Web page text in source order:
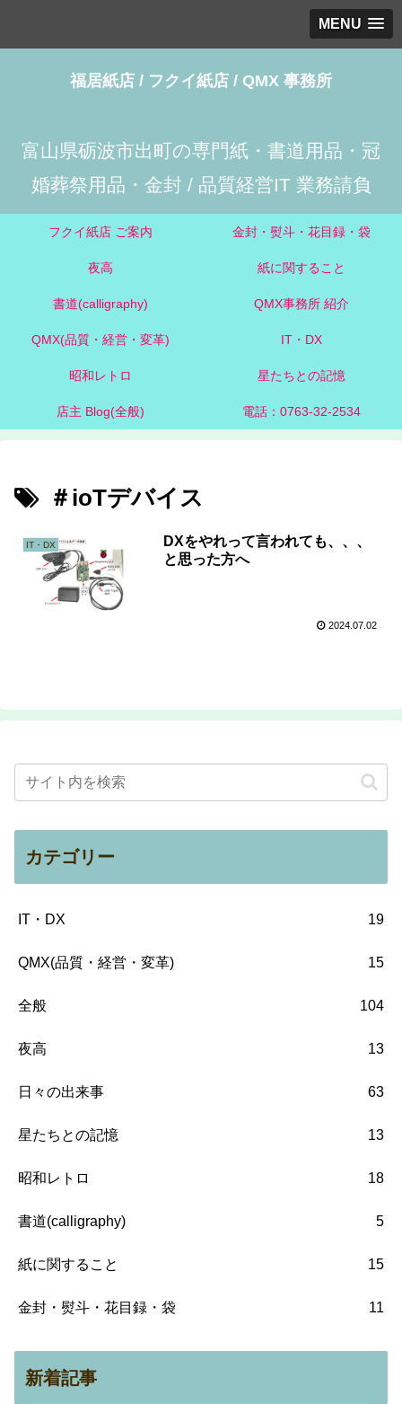
MENU
福居紙店 / フクイ紙店 / QMX 事務所
富山県砺波市出町の専門紙・書道用品・冠
婚葬祭用品・金封 / 品質経営IT 業務請負
フクイ紙店 ご案内 金封・熨斗・花目録・袋
夜高 紙に関すること
書道(calligraphy) QMX事務所 紹介
QMX(品質・経営・変革) IT・DX
昭和レトロ 星たちとの記憶
店主 Blog(全般) 電話：0763-32-2534
＃ioTデバイス
IT・DX
DXをやれって言われても、、、
と思った方へ
2024.07.02
カテゴリー
IT・DX 19
QMX(品質・経営・変革) 15
全般 104
夜高 13
日々の出来事 63
星たちとの記憶 13
昭和レトロ 18
書道(calligraphy) 5
紙に関すること 15
金封・熨斗・花目録・袋 11
新着記事